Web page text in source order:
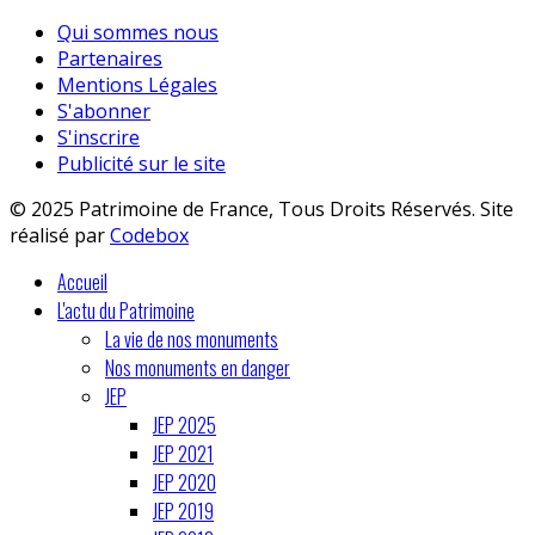
Qui sommes nous
Partenaires
Mentions Légales
S'abonner
S'inscrire
Publicité sur le site
© 2025 Patrimoine de France, Tous Droits Réservés. Site
réalisé parCodebox
Accueil
L'actu du Patrimoine
La vie de nos monuments
Nos monuments en danger
JEP
JEP 2025
JEP 2021
JEP 2020
JEP 2019